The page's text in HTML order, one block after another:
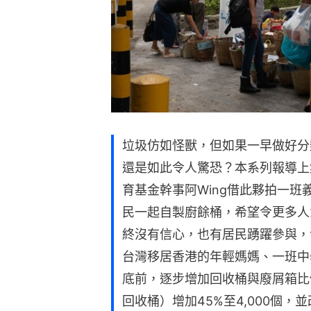
垃圾仿如怪獸，但如果一早做好
還是如此令人驚恐？本系列報導
育基金幹事阿Wing借此夥拍一班
民一起自製廚餘桶，希望令更多
終沒有信心，也有居民踴躍參與
台灣移居香港的年輕媽媽、一班
底前，逐步增加回收桶與廢屑箱
回收桶）增加45%至4,000個，